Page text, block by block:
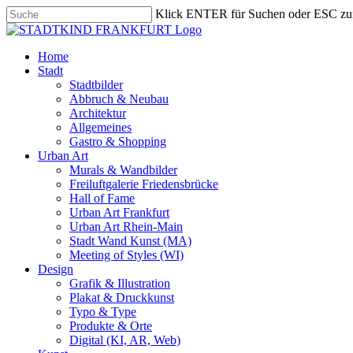
Skip
to
content
Klick ENTER für Suchen oder ESC
Close
search
Menu
Home
Stadt
Stadtbilder
Abbruch & Neubau
Architektur
Allgemeines
Gastro & Shopping
Urban Art
Murals & Wandbilder
Freiluftgalerie Friedensbrücke
Hall of Fame
Urban Art Frankfurt
Urban Art Rhein-Main
Stadt Wand Kunst (MA)
Meeting of Styles (WI)
Design
Grafik & Illustration
Plakat & Druckkunst
Typo & Type
Produkte & Orte
Digital (KI, AR, Web)